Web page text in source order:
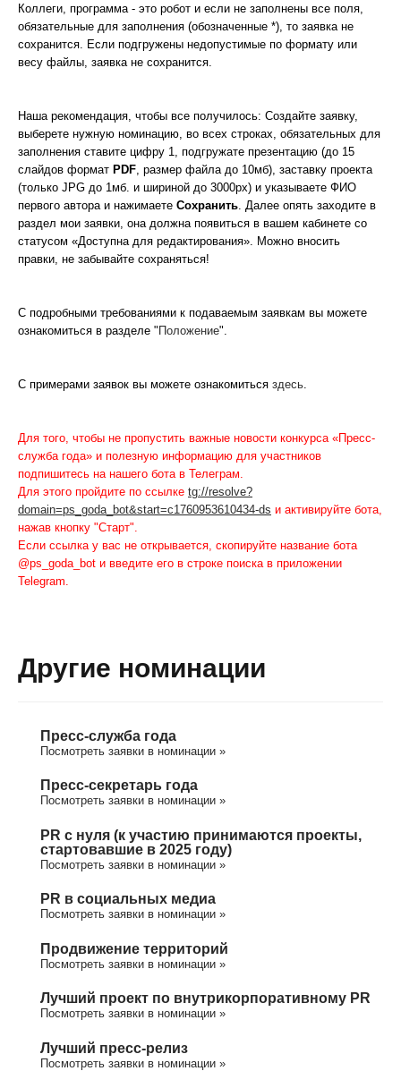
Коллеги, программа - это робот и если не заполнены все поля,
обязательные для заполнения (обозначенные *), то заявка не
сохранится. Если подгружены недопустимые по формату или
весу файлы, заявка не сохранится.
Наша рекомендация, чтобы все получилось: Создайте заявку,
выберете нужную номинацию, во всех строках, обязательных для
заполнения ставите цифру 1, подгружате презентацию (до 15
слайдов формат PDF , размер файла до 10мб), заставку проекта
(только JPG до 1мб. и шириной до 3000px) и указываете ФИО
первого автора и нажимаете Сохранить . Далее опять заходите в
раздел мои заявки, она должна появиться в вашем кабинете со
статусом «Доступна для редактирования». Можно вносить
правки, не забывайте сохраняться!
С подробными требованиями к подаваемым заявкам вы можете
ознакомиться в разделе "Положение".
С примерами заявок вы можете ознакомиться здесь
Для того, чтобы не пропустить важные новости конкурса «Пресс-
служба года» и полезную информацию для участников
подпишитесь на нашего бота в Телеграм.
Для этого пройдите по ссылке tg://resolve?
domain=ps_goda_bot&start=c1760953610434-ds и активируйте бота,
нажав кнопку "Старт".
Если ссылка у вас не открывается, скопируйте название бота
@ps_goda_bot и введите его в строке поиска в приложении
Telegram.
Другие номинации
Пресс-служба года
Посмотреть заявки в номинации »
Пресс-секретарь года
Посмотреть заявки в номинации »
PR с нуля (к участию принимаются проекты,
стартовавшие в 2025 году)
Посмотреть заявки в номинации »
PR в социальных медиа
Посмотреть заявки в номинации »
Продвижение территорий
Посмотреть заявки в номинации »
Лучший проект по внутрикорпоративному PR
Посмотреть заявки в номинации »
Лучший пресс-релиз
Посмотреть заявки в номинации »